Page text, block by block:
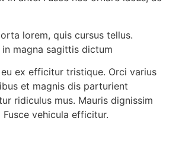
lorem, quis cursus tellus.
magna sagittis dictum
ex efficitur tristique. Orci varius
et magnis dis parturient
ridiculus mus. Mauris dignissim
vehicula efficitur.